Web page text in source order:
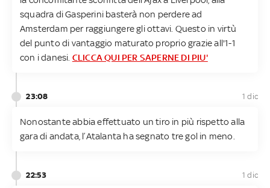
squadra di Gasperini basterà non perdere ad
Amsterdam per raggiungere gli ottavi. Questo in virtù
del punto di vantaggio maturato proprio grazie all'1-1
con i danesi. CLICCA QUI PER SAPERNE DI PIU'
23:08 1 dic
Nonostante abbia effettuato un tiro in più rispetto alla
gara di andata, l’Atalanta ha segnato tre gol in meno.
22:53 1 dic